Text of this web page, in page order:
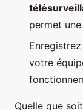
permet
votre
Quelle que